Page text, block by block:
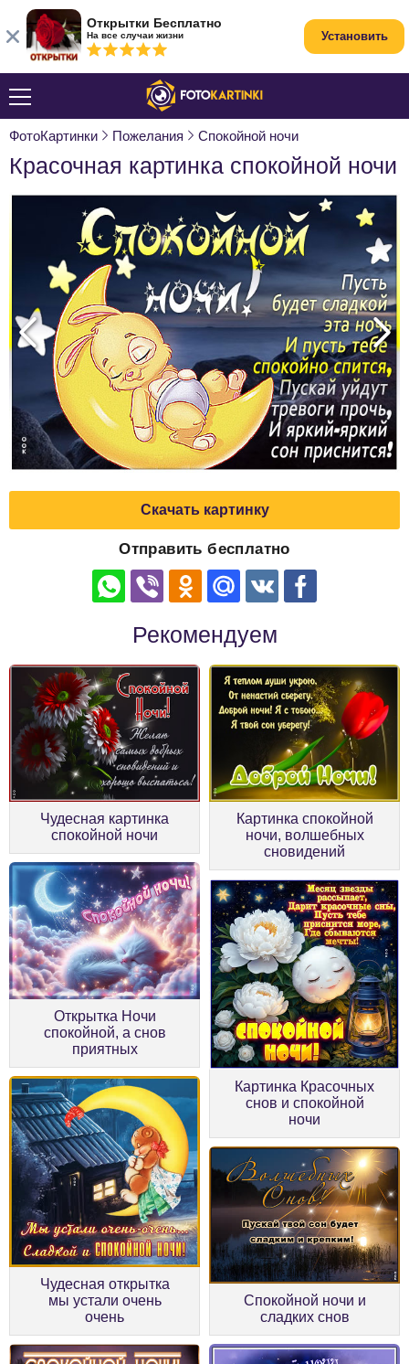
ФотоКартинки Пожелания Спокойной ночи
Красочная картинка спокойной ночи
Скачать картинку
Отправить бесплатно
Рекомендуем
Чудесная картинка
спокойной ночи
Картинка спокойной
ночи, волшебных
сновидений
Открытка Ночи
спокойной, а снов
приятных
Картинка Красочных
снов и спокойной
ночи
Чудесная открытка
мы устали очень
очень
Спокойной ночи и
сладких снов
Открытки Бесплатно
На все случаи жизни Установить